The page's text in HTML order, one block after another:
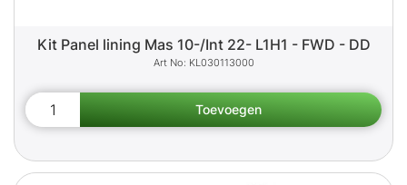
Kit Panel lining Mas 10-/Int 22- L1H1 - FWD - DD
KL030113000